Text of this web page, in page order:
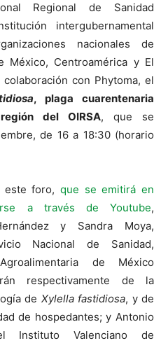
Regional de Sanidad
intergubernamental
nacionales de
México, Centroamérica y El
con Phytoma, el
, plaga cuarentenaria
del OIRSA, que se
de 16 a 18:30 (horario
este foro, que se emitirá en
a través de Youtube,
y Sandra Moya,
Nacional de Sanidad,
de México
respectivamente de la
de Xylella fastidiosa, y de
de hospedantes; y Antonio
Instituto Valenciano de